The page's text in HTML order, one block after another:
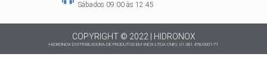
b
o
o
k
a
g
r
a
e
r
e
s
a
p
p
Sábados 09:00 às 12:45
COPYRIGHT © 2022 | HIDRONOX
HIDRONOX DISTRIBUIDORA DE PRODUTOS EM INOX LTDA CNPJ: 01.381.478/0001-71